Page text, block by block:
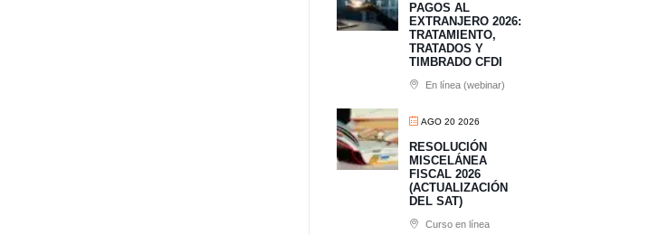
PAGOS AL
EXTRANJERO 2026:
TRATAMIENTO,
TRATADOS Y
TIMBRADO CFDI
En línea (webinar)
AGO 20 2026
RESOLUCIÓN
MISCELÁNEA
FISCAL 2026
(ACTUALIZACIÓN
DEL SAT)
Curso en línea